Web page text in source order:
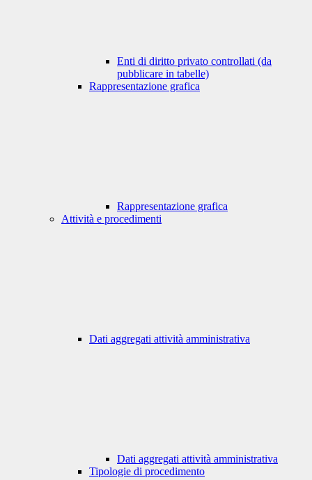
Enti di diritto privato controllati (da
pubblicare in tabelle)
Rappresentazione grafica
Rappresentazione grafica
Attività e procedimenti
Dati aggregati attività amministrativa
Dati aggregati attività amministrativa
Tipologie di procedimento